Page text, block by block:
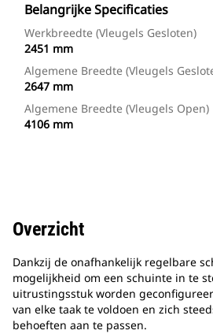
Belangrijke Specificaties
Werkbreedte (vleugels Gesloten)
2451 mm
Algemene Breedte (vleugels
2647 mm
Algemene Breedte (vleugels Open)
4106 mm
Overzicht
Dankzij de onafhankelijk regelbare
mogelijkheid om een schuinte in te
uitrustingsstuk worden
van elke taak te voldoen en zich
behoeften aan te passen.